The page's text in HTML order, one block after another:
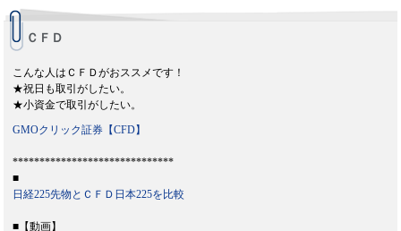
ＣＦＤ
こんな人はＣＦＤがおススメです！
★祝日も取引がしたい。
★小資金で取引がしたい。
GMOクリック証券【CFD】
******************************
■
日経225先物とＣＦＤ日本225を比較
■【動画】